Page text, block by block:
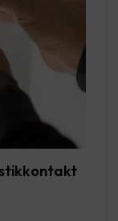
stikkontakt